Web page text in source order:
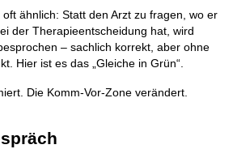
ähnlich: Statt den Arzt zu fragen, wo er
der Therapieentscheidung hat, wird
– sachlich korrekt, aber ohne
Hier ist es das „Gleiche in Grün“.
Die Komm-Vor-Zone verändert.